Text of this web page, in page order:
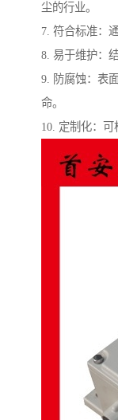
尘的行业。
7. 符合标准：
8. 易于维护：
9. 防腐蚀：表
命。
10. 定制化：可